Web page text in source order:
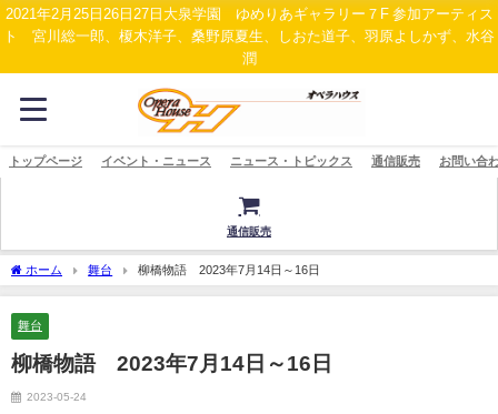
2021年2月25日26日27日大泉学園 ゆめりあギャラリー７F 参加アーティス
ト 宮川総一郎、榎木洋子、桑野原夏生、しおた道子、羽原よしかず、水谷
潤
トップページ イベント・ニュース ニュース・トピックス 通信販売 お問い合
通信販売
ホーム 舞台 柳橋物語 2023年7月14日～16日
舞台
柳橋物語 2023年7月14日～16日
2023-05-24